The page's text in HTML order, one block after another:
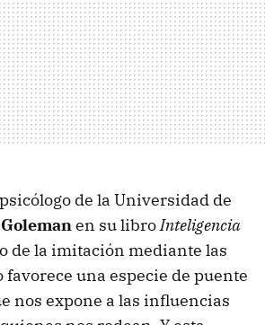
de la Universidad de
en su libro Inteligencia
de la imitación mediante las
favorece una especie de puente
nos expone a las influencias